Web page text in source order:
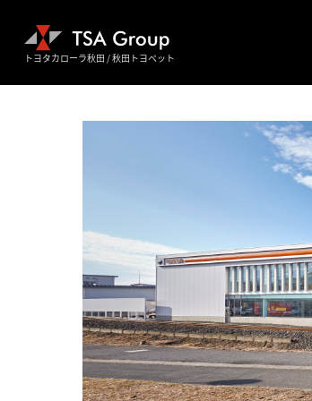
トヨタカローラ秋田 / 秋田トヨペット